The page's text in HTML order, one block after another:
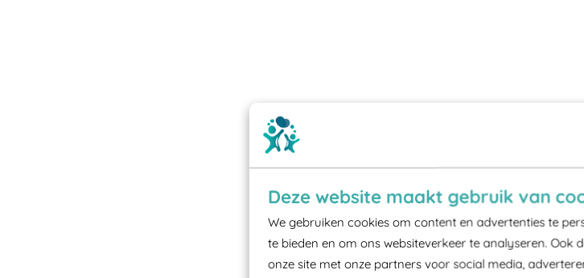
Deze website maakt gebruik van
We gebruiken cookies om content en advertenties te
te bieden en om ons websiteverkeer te analyseren. Ook
onze site met onze partners voor social media,